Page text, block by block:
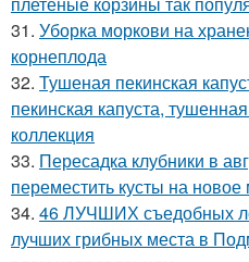
31. Уборка моркови на
корнеплода
32. Тушеная пекинская
пекинская капуста,
коллекция
33. Пересадка клубники в
переместить кусты на новое
34. 46 ЛУЧШИХ съедобных
лучших грибных места в